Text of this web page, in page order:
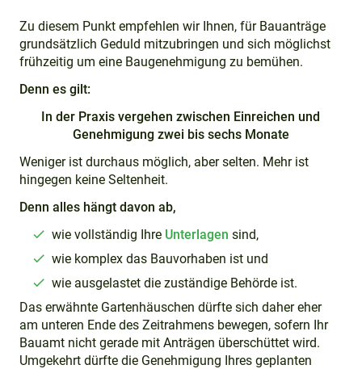
Zu diesem Punkt empfehlen wir Ihnen, für Bauanträge
grundsätzlich Geduld mitzubringen und sich möglichst
frühzeitig um eine Baugenehmigung zu bemühen.
Denn es gilt:
In der Praxis vergehen zwischen Einreichen und
Genehmigung zwei bis sechs Monate
Weniger ist durchaus möglich, aber selten. Mehr ist
hingegen keine Seltenheit.
Denn alles hängt davon ab,
wie vollständig Ihre Unterlagen sind,
wie komplex das Bauvorhaben ist und
wie ausgelastet die zuständige Behörde ist.
Das erwähnte Gartenhäuschen dürfte sich daher eher
am unteren Ende des Zeitrahmens bewegen, sofern Ihr
Bauamt nicht gerade mit Anträgen überschüttet wird.
Umgekehrt dürfte die Genehmigung Ihres geplanten